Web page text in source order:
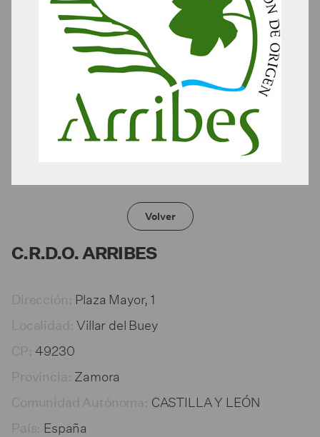
Volver
C.R.D.O. ARRIBES
Dirección: Plaza Mayor, 1
Localidad: Villar del Buey
CP: 49230
Provincia: Zamora
Comunidad Autónoma: CASTILLA Y LEÓN
País: España